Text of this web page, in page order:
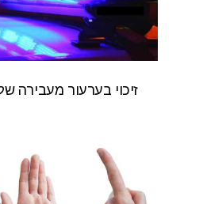
זיכוי בערעור מעבירה